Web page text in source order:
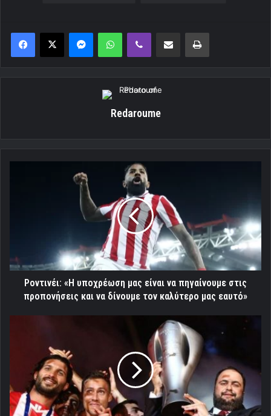
MessengerWhatsAppViber Κοινοποίηση μέσω ηλεκτρονικού ταχυδρομείουΕκτύπωση
Redaroume
στις
προπονήσεις
Ροντινέι: «Η υποχρέωση μας είναι να πηγαίνουμε στις
προπονήσεις και να δίνουμε τον καλύτερο μας εαυτό»
«πεντάρα»!
[Video]